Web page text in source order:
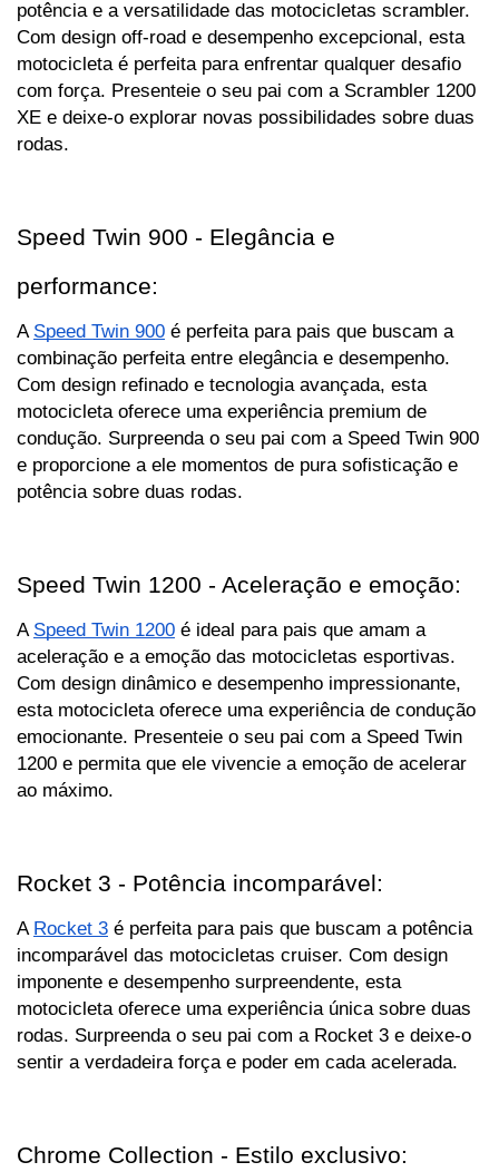
potência e a versatilidade das motocicletas scrambler.
Com design off-road e desempenho excepcional, esta
motocicleta é perfeita para enfrentar qualquer desafio
com força. Presenteie o seu pai com a Scrambler 1200
XE e deixe-o explorar novas possibilidades sobre duas
rodas.
Speed Twin 900 - Elegância e
performance:
A Speed Twin 900 é perfeita para pais que buscam a
combinação perfeita entre elegância e desempenho.
Com design refinado e tecnologia avançada, esta
motocicleta oferece uma experiência premium de
condução. Surpreenda o seu pai com a Speed Twin 900
e proporcione a ele momentos de pura sofisticação e
potência sobre duas rodas.
Speed Twin 1200 - Aceleração e emoção:
A Speed Twin 1200 é ideal para pais que amam a
aceleração e a emoção das motocicletas esportivas.
Com design dinâmico e desempenho impressionante,
esta motocicleta oferece uma experiência de condução
emocionante. Presenteie o seu pai com a Speed Twin
1200 e permita que ele vivencie a emoção de acelerar
ao máximo.
Rocket 3 - Potência incomparável:
A Rocket 3 é perfeita para pais que buscam a potência
incomparável das motocicletas cruiser. Com design
imponente e desempenho surpreendente, esta
motocicleta oferece uma experiência única sobre duas
rodas. Surpreenda o seu pai com a Rocket 3 e deixe-o
sentir a verdadeira força e poder em cada acelerada.
Chrome Collection - Estilo exclusivo: